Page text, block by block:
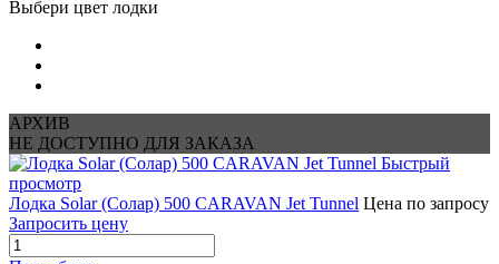
Выбери цвет лодки
АРХИВ
НЕ ДОСТУПНО ДЛЯ ЗАКАЗА
Быстрый
просмотр
Лодка Solar (Солар) 500 CARAVAN Jet Tunnel Цена по запросу
Запросить цену